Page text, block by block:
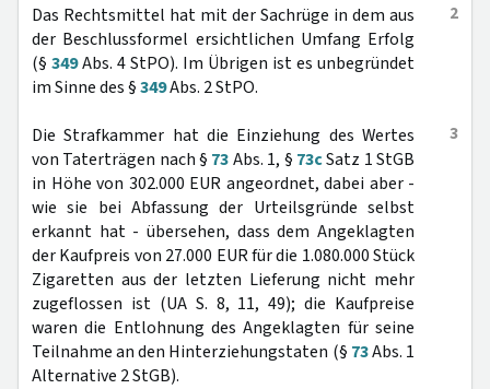
2
Das Rechtsmittel hat mit der Sachrüge in dem aus
der Beschlussformel ersichtlichen Umfang Erfolg
(§ 349Abs. 4 StPO). Im Übrigen ist es unbegründet
im Sinne des §349Abs. 2 StPO.
3
Die Strafkammer hat die Einziehung des Wertes
von Taterträgen nach § 73Abs. 1, § 73cSatz 1 StGB
in Höhe von 302.000 EUR angeordnet, dabei aber -
wie sie bei Abfassung der Urteilsgründe selbst
erkannt hat - übersehen, dass dem Angeklagten
der Kaufpreis von 27.000 EUR für die 1.080.000 Stück
Zigaretten aus der letzten Lieferung nicht mehr
zugeflossen ist (UA S. 8, 11, 49); die Kaufpreise
waren die Entlohnung des Angeklagten für seine
Teilnahme an den Hinterziehungstaten (§ 73Abs. 1
Alternative 2 StGB).